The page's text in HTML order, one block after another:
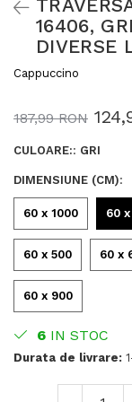
16406,
DIVERSE
Cappuccino
187,99 RON
CULOARE:: GRI
DIMENSIUNE (CM):
60 x 1000 60
60 x 500 60 x
60 x 900
6 IN STOC
Durata de livrare: